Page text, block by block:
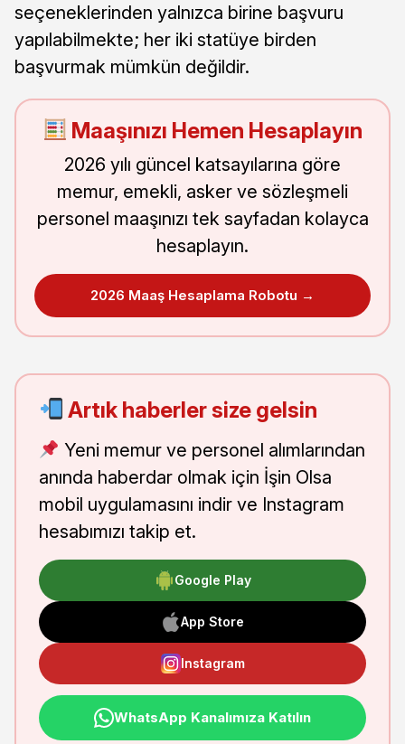
seçeneklerinden yalnızca birine başvuru
yapılabilmekte; her iki statüye birden
başvurmak mümkün değildir.
Maaşınızı Hemen Hesaplayın
2026 yılı güncel katsayılarına göre
memur, emekli, asker ve sözleşmeli
personel maaşınızı tek sayfadan kolayca
hesaplayın.
2026 Maaş Hesaplama Robotu →
Artık haberler size gelsin
Yeni memur ve personel alımlarından
anında haberdar olmak için İşin Olsa
mobil uygulamasını indir ve Instagram
hesabımızı takip et.
Google Play
App Store
Instagram
WhatsApp Kanalımıza Katılın